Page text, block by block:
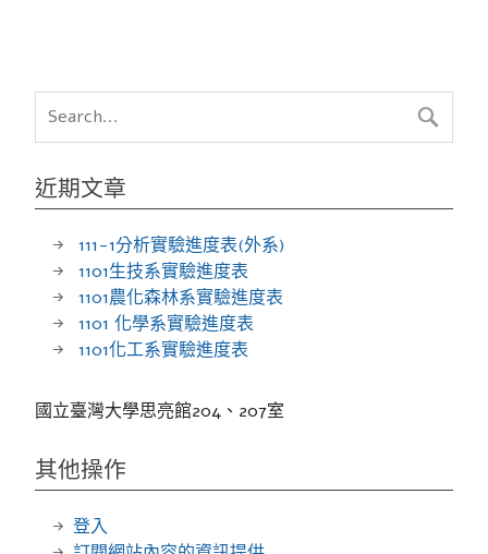
近期文章
111-1分析實驗進度表(外系)
1101生技系實驗進度表
1101農化森林系實驗進度表
1101 化學系實驗進度表
1101化工系實驗進度表
國立臺灣大學思亮館204、207室
其他操作
登入